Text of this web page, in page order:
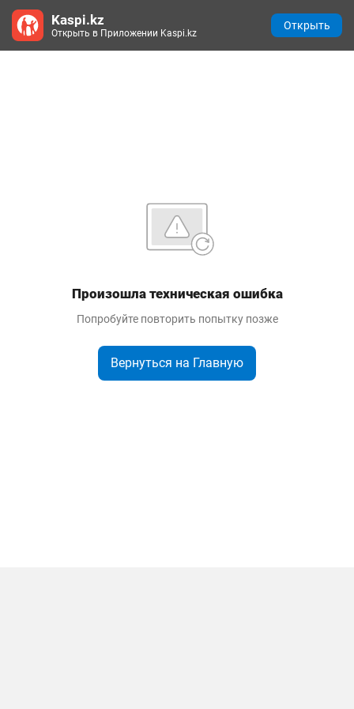
Произошла техническая ошибка
Попробуйте повторить попытку позже
Вернуться на Главную
Kaspi.kz
Открыть в Приложении Kaspi.kz
Открыть